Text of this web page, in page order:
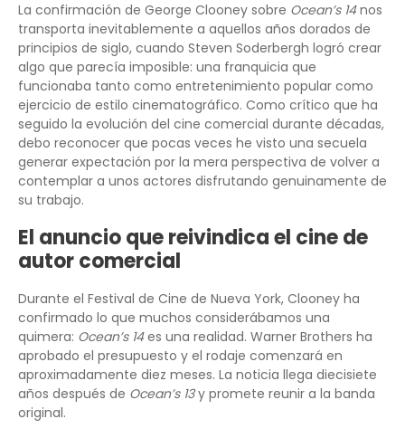
La confirmación de George Clooney sobre Ocean’s 14nos
transporta inevitablemente a aquellos años dorados de
principios de siglo, cuando Steven Soderbergh logró crear
algo que parecía imposible: una franquicia que
funcionaba tanto como entretenimiento popular como
ejercicio de estilo cinematográfico. Como crítico que ha
seguido la evolución del cine comercial durante décadas,
debo reconocer que pocas veces he visto una secuela
generar expectación por la mera perspectiva de volver a
contemplar a unos actores disfrutando genuinamente de
su trabajo.
El anuncio que reivindica el cine de
autor comercial
Durante el Festival de Cine de Nueva York, Clooney ha
confirmado lo que muchos considerábamos una
quimera: Ocean’s 14es una realidad. Warner Brothers ha
aprobado el presupuesto y el rodaje comenzará en
aproximadamente diez meses. La noticia llega diecisiete
años después de Ocean’s 13y promete reunir a la banda
original.